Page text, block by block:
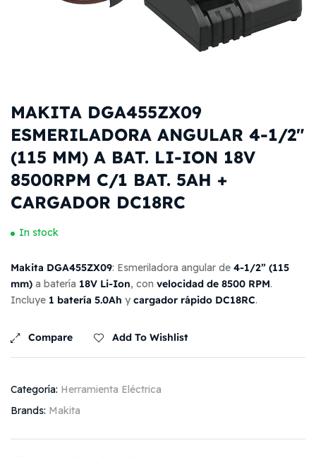
MAKITA DGA455ZX09
ESMERILADORA ANGULAR 4-1/2″
(115 MM) A BAT. LI-ION 18V
8500RPM C/1 BAT. 5AH +
CARGADOR DC18RC
In stock
Makita DGA455ZX09: Esmeriladora angular de 4-1/2” (115
mm) a batería 18V Li-Ion, con velocidad de 8500 RPM.
Incluye 1 batería 5.0Ah y cargador rápido DC18RC.
Compare Add To Wishlist
Categoría: Herramienta Eléctrica
Brands: Makita